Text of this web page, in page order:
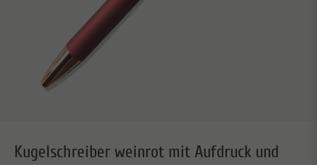
Kugelschreiber weinrot mit Aufdruck und